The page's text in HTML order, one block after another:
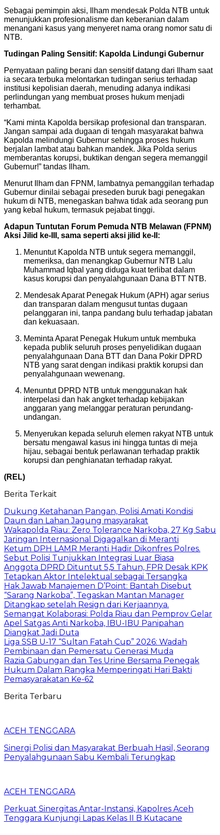
Sebagai pemimpin aksi, Ilham mendesak Polda NTB untuk
menunjukkan profesionalisme dan keberanian dalam
menangani kasus yang menyeret nama orang nomor satu di
NTB.
Tudingan Paling Sensitif: Kapolda Lindungi Gubernur
Pernyataan paling berani dan sensitif datang dari Ilham saat
ia secara terbuka melontarkan tudingan serius terhadap
institusi kepolisian daerah, menuding adanya indikasi
perlindungan yang membuat proses hukum menjadi
terhambat.
“Kami minta Kapolda bersikap profesional dan transparan.
Jangan sampai ada dugaan di tengah masyarakat bahwa
Kapolda melindungi Gubernur sehingga proses hukum
berjalan lambat atau bahkan mandek. Jika Polda serius
memberantas korupsi, buktikan dengan segera memanggil
Gubernur!” tandas Ilham.
Menurut Ilham dan FPNM, lambatnya pemanggilan terhadap
Gubernur dinilai sebagai preseden buruk bagi penegakan
hukum di NTB, menegaskan bahwa tidak ada seorang pun
yang kebal hukum, termasuk pejabat tinggi.
Adapun Tuntutan Forum Pemuda NTB Melawan (FPNM)
Aksi Jilid ke-III, sama seperti aksi jilid ke-II:
Menuntut Kapolda NTB untuk segera memanggil,
memeriksa, dan menangkap Gubernur NTB Lalu
Muhammad Iqbal yang diduga kuat terlibat dalam
kasus korupsi dan penyalahgunaan Dana BTT NTB.
Mendesak Aparat Penegak Hukum (APH) agar serius
dan transparan dalam mengusut tuntas dugaan
pelanggaran ini, tanpa pandang bulu terhadap jabatan
dan kekuasaan.
Meminta Aparat Penegak Hukum untuk membuka
kepada publik seluruh proses penyelidikan dugaan
penyalahgunaan Dana BTT dan Dana Pokir DPRD
NTB yang sarat dengan indikasi praktik korupsi dan
penyalahgunaan wewenang.
Menuntut DPRD NTB untuk menggunakan hak
interpelasi dan hak angket terhadap kebijakan
anggaran yang melanggar peraturan perundang-
undangan.
Menyerukan kepada seluruh elemen rakyat NTB untuk
bersatu mengawal kasus ini hingga tuntas di meja
hijau, sebagai bentuk perlawanan terhadap praktik
korupsi dan penghianatan terhadap rakyat.
(REL)
Berita Terkait
Dukung Ketahanan Pangan, Polisi Amati Kondisi
Daun dan Lahan Jagung masyarakat
Wakapolda Riau: Zero Tolerance Narkoba, 27 Kg Sabu
Jaringan Internasional Digagalkan di Meranti
Ketum DPH LAMR Meranti Hadir Dikonfres Polres.
Sebut Polisi Tunjukkan Integrasi Luar Biasa
Anggota DPRD Dituntut 5,5 Tahun, FPR Desak KPK
Tetapkan Aktor Intelektual sebagai Tersangka
Hak Jawab Manajemen D’Point: Bantah Disebut
“Sarang Narkoba”, Tegaskan Mantan Manager
Ditangkap setelah Resign dari Kerjaannya.
Semangat Kolaborasi: Polda Riau dan Pemprov Gelar
Apel Satgas Anti Narkoba, IBU-IBU Panipahan
Diangkat Jadi Duta
Liga SSB U-17 “Sultan Fatah Cup” 2026: Wadah
Pembinaan dan Pemersatu Generasi Muda
Razia Gabungan dan Tes Urine Bersama Penegak
Hukum Dalam Rangka Memperingati Hari Bakti
Pemasyarakatan Ke-62
Berita Terbaru
ACEH TENGGARA
Sinergi Polisi dan Masyarakat Berbuah Hasil, Seorang
Penyalahgunaan Sabu Kembali Terungkap
ACEH TENGGARA
Perkuat Sinergitas Antar-Instansi, Kapolres Aceh
Tenggara Kunjungi Lapas Kelas II B Kutacane